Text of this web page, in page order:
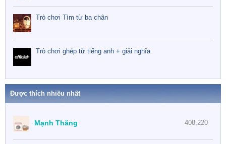
Trò chơi Tìm từ ba chân
Trò chơi ghép từ tiếng anh + giải nghĩa
Được thích nhiều nhất
408,220
Mạnh Thăng